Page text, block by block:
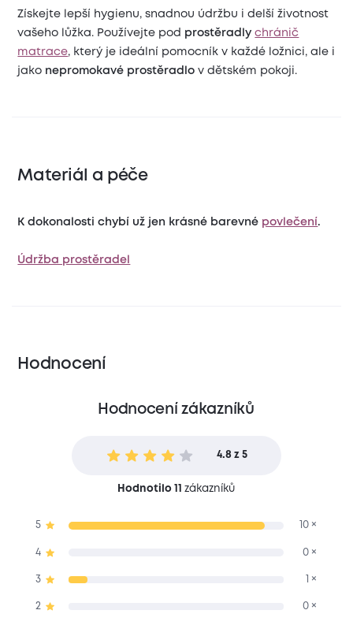
Získejte lepší hygienu, snadnou údržbu i delší životnost
vašeho lůžka. Používejte pod
prostěradly chránič
matrace, který je ideální pomocník v každé ložnici, ale i
jako nepromokavé prostěradlo v dětském pokoji.
Materiál a péče
K dokonalosti chybí už jen krásné barevné povlečení.
Údržba prostěradel
Hodnocení
Hodnocení zákazníků
4.8 z 5
Hodnotilo 11 zákazníků
5 10 ×
4 0 ×
3 1 ×
2 0 ×